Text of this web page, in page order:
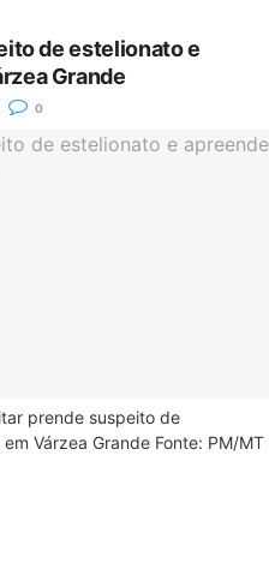
de estelionato e
Grande
0
prende suspeito de
Várzea Grande Fonte: PM/MT